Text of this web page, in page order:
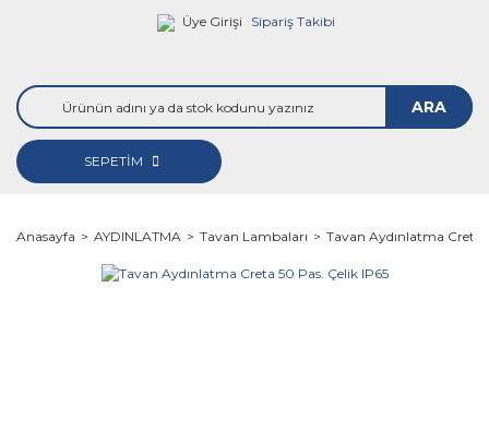
Üye Girişi Sipariş Takibi
ARA
SEPETİM
Anasayfa AYDINLATMA Tavan Lambaları Tavan Aydınlatma Creta